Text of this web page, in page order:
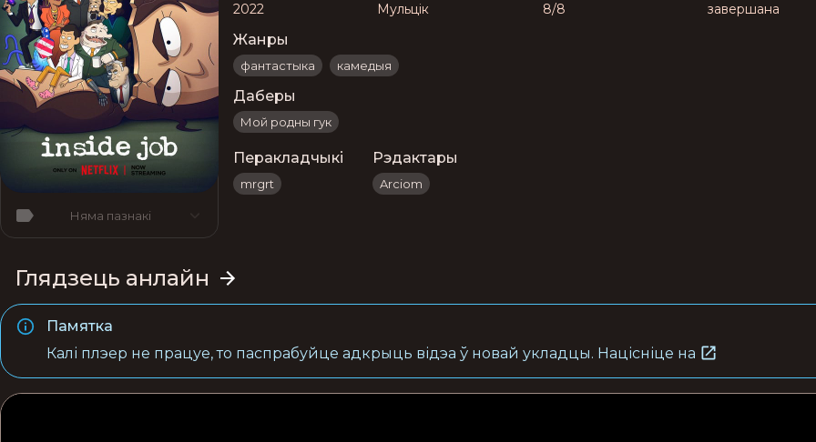
Няма пазнакі
2022 Мульцік 8/8 завершана
Жанры
фантастыка камедыя
Даберы
Мой родны гук
Перакладчыкі
mrgrt
Рэдактары
Arciom
Глядзець анлайн
Памятка
Калі плэер не працуе, то паспрабуйце адкрыць відэа ў новай укладцы. Націсніце на